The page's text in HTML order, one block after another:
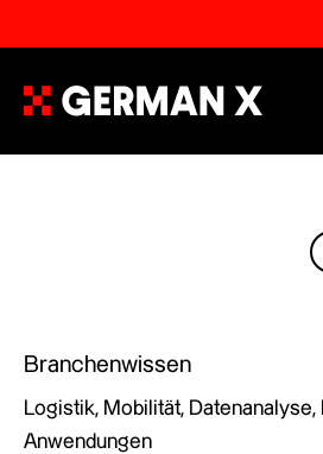
Branchenwissen
Logistik, Mobilität, Datenanalyse,
Anwendungen